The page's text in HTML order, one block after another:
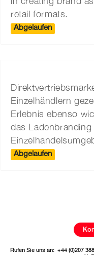
retail formats.
Abgelaufen
Einzelhändlern
Erlebnis ebenso
das
Abgelaufen
Rufen Sie uns an: +44 (0)207